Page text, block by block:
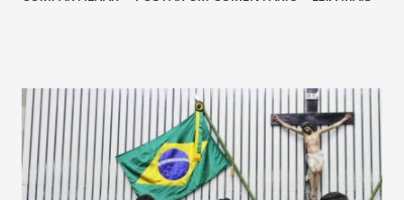
Havan Fortaleza ainda não foi anunciada oficialmente, mas